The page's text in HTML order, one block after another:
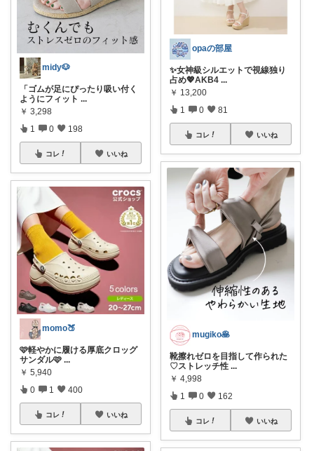
midy🐶
「ゴムが足にぴったり吸い付く
ようにフィット ...
￥ 3,298
1 0 198
コレ いいね
momo🍑
🩷軽やかに履ける厚底クロッグ
サンダル🩷 ...
￥ 5,940
0 1 400
コレ いいね
opaの部屋
✨女神級シルエットで視線独り
占め💖AKB4 ...
￥ 13,200
1 0 81
コレ いいね
mugiko🥞
靴擦れゼロを目指して作られた
♡ストレッチ性 ...
￥ 4,998
1 0 162
コレ いいね